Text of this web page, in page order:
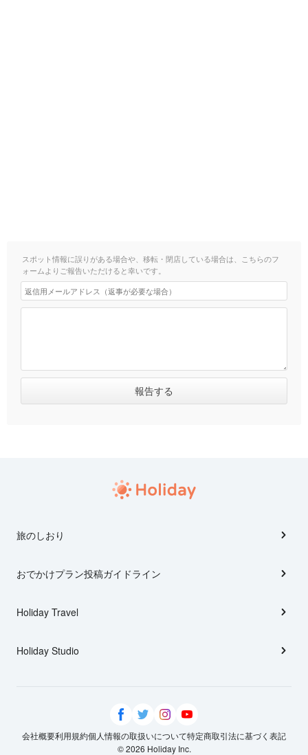
スポット情報に誤りがある場合や、移転・閉店している場合は、こちらのフ
ォームよりご報告いただけると幸いです。
旅のしおり
おでかけプラン投稿ガイドライン
Holiday Travel
Holiday Studio
会社概要利用規約個人情報の取扱いについて特定商取引法に基づく表記
© 2026 Holiday Inc.